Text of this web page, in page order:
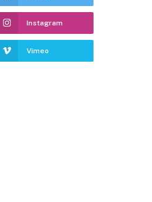
Instagram
Vimeo